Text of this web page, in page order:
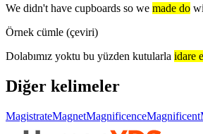
We didn't have cupboards so we made do
Örnek cümle (çeviri)
Dolabımız yoktu bu yüzden kutularla idare
Diğer kelimeler
MagistrateMagnetMagnificenceMagnificent